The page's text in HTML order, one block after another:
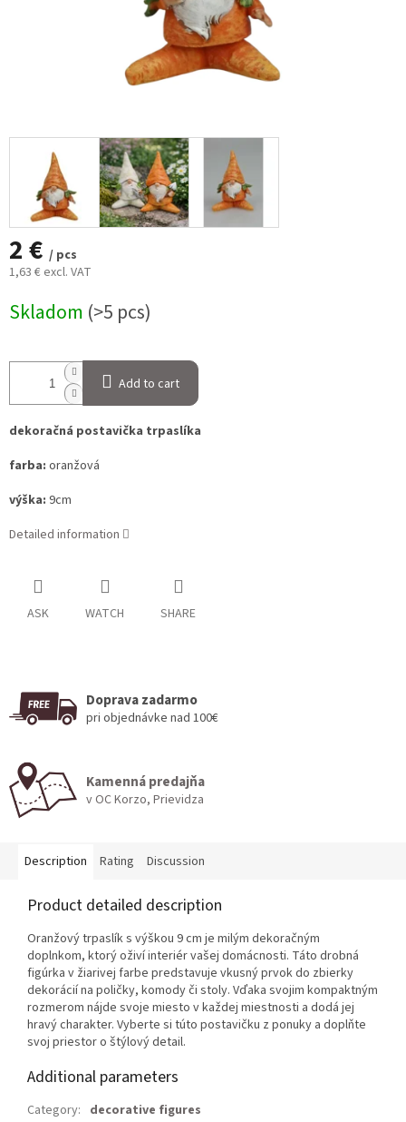
2 € / pcs
1,63 € excl. VAT
price:
Skladom (>5 pcs)
Add to cart
dekoračná postavička trpaslíka
farba: oranžová
výška: 9cm
Detailed information
ASK WATCH SHARE
Doprava zadarmo
pri objednávke nad 100€
Kamenná predajňa
v OC Korzo, Prievidza
Description Rating Discussion
Product detailed description
Oranžový trpaslík s výškou 9 cm je milým dekoračným
doplnkom, ktorý oživí interiér vašej domácnosti. Táto drobná
figúrka v žiarivej farbe predstavuje vkusný prvok do zbierky
dekorácií na poličky, komody či stoly. Vďaka svojim kompaktným
rozmerom nájde svoje miesto v každej miestnosti a dodá jej
hravý charakter. Vyberte si túto postavičku z ponuky a doplňte
svoj priestor o štýlový detail.
Additional parameters
Category: decorative figures